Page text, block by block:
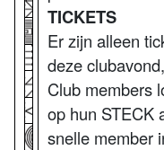
TICKETS
Er zijn alleen
deze
Club members
op hun STECK
snelle member